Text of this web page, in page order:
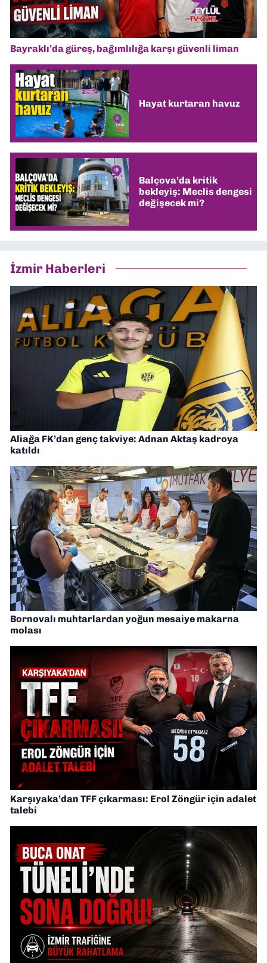
Bayraklı’da güreş, bağımlılığa karşı güvenli liman
Hayat kurtaran havuz
Balçova’da kritik
bekleyiş: Meclis dengesi
değişecek mi?
İzmir Haberleri
Aliağa FK’dan genç takviye: Adnan Aktaş kadroya
katıldı
Bornovalı muhtarlardan yoğun mesaiye makarna
molası
Karşıyaka’dan TFF çıkarması: Erol Zöngür için adalet
talebi